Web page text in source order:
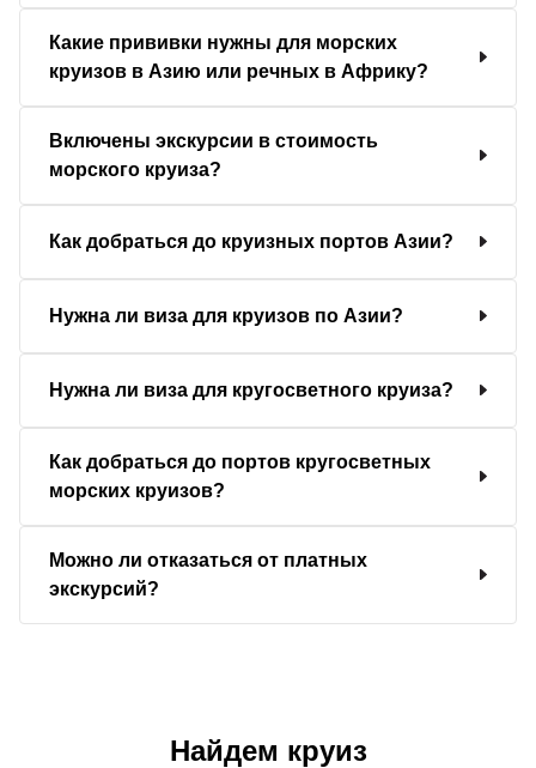
Какие прививки нужны для морских
круизов в Азию или речных в Африку?
Включены экскурсии в стоимость
морского круиза?
Как добраться до круизных портов Азии?
Нужна ли виза для круизов по Азии?
Нужна ли виза для кругосветного круиза?
Как добраться до портов кругосветных
морских круизов?
Можно ли отказаться от платных
экскурсий?
Найдем круиз